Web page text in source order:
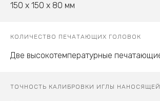
150 х 150 х 80 мм
КОЛИЧЕСТВО ПЕЧАТАЮЩИХ ГОЛОВОК
Две высокотемпературные
ТОЧНОСТЬ КАЛИБРОВКИ ИГЛЫ